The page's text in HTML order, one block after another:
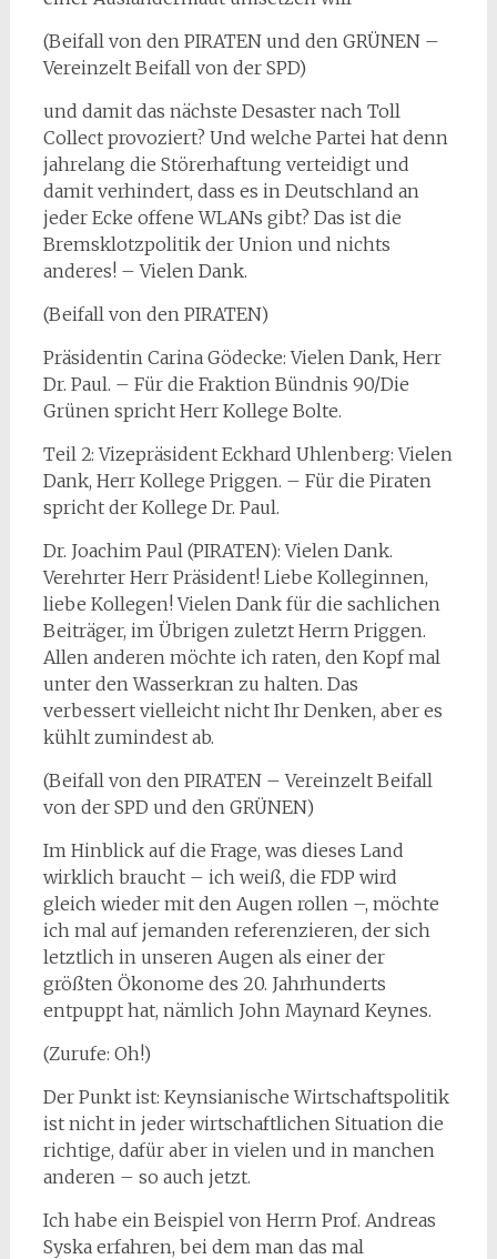
(Beifall von den PIRATEN und den GRÜNEN –
Vereinzelt Beifall von der SPD)
und damit das nächste Desaster nach Toll
Collect provoziert? Und welche Partei hat denn
jahrelang die Störerhaftung verteidigt und
damit verhindert, dass es in Deutschland an
jeder Ecke offene WLANs gibt? Das ist die
Bremsklotzpolitik der Union und nichts
anderes! – Vielen Dank.
(Beifall von den PIRATEN)
Präsidentin Carina Gödecke: Vielen Dank, Herr
Dr. Paul. – Für die Fraktion Bündnis 90/Die
Grünen spricht Herr Kollege Bolte.
Teil 2: Vizepräsident Eckhard Uhlenberg: Vielen
Dank, Herr Kollege Priggen. – Für die Piraten
spricht der Kollege Dr. Paul.
Dr. Joachim Paul (PIRATEN): Vielen Dank.
Verehrter Herr Präsident! Liebe Kolleginnen,
liebe Kollegen! Vielen Dank für die sachlichen
Beiträger, im Übrigen zuletzt Herrn Priggen.
Allen anderen möchte ich raten, den Kopf mal
unter den Wasserkran zu halten. Das
verbessert vielleicht nicht Ihr Denken, aber es
kühlt zumindest ab.
(Beifall von den PIRATEN – Vereinzelt Beifall
von der SPD und den GRÜNEN)
Im Hinblick auf die Frage, was dieses Land
wirklich braucht – ich weiß, die FDP wird
gleich wieder mit den Augen rollen –, möchte
ich mal auf jemanden referenzieren, der sich
letztlich in unseren Augen als einer der
größten Ökonome des 20. Jahrhunderts
entpuppt hat, nämlich John Maynard Keynes.
(Zurufe: Oh!)
Der Punkt ist: Keynsianische Wirtschaftspolitik
ist nicht in jeder wirtschaftlichen Situation die
richtige, dafür aber in vielen und in manchen
anderen – so auch jetzt.
Ich habe ein Beispiel von Herrn Prof. Andreas
Syska erfahren, bei dem man das mal